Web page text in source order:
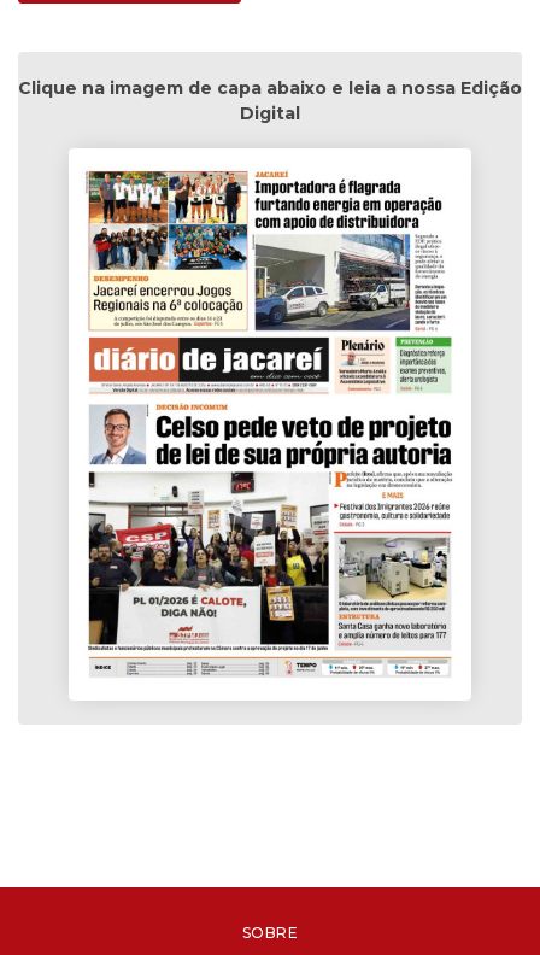
Clique na imagem de capa abaixo e leia a nossa Edição
Digital
SOBRE